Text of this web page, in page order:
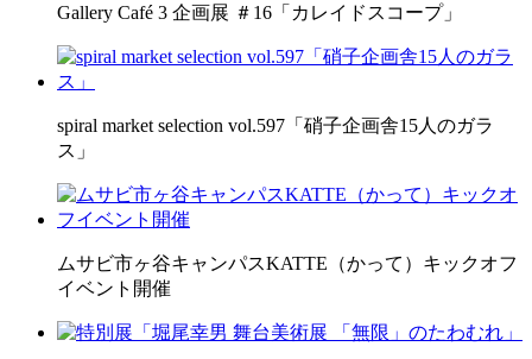
Gallery Café 3 企画展 ＃16「カレイドスコープ」
spiral market selection vol.597「硝子企画舎15人のガラ
ス」
ムサビ市ヶ谷キャンパスKATTE（かって）キックオフ
イベント開催